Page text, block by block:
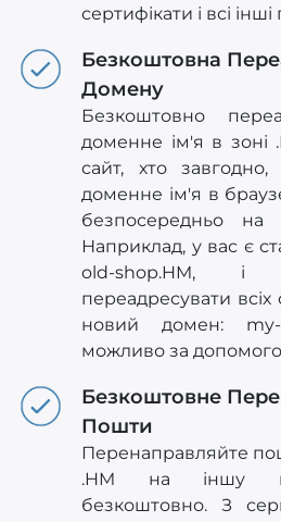
сертифікати і всі
Безкоштовна
Домену
Безкоштовно
доменне ім'я в зоні
сайт, хто
доменне ім'я в
безпосередньо
Наприклад, у вас є
old-shop.HM, і
переадресувати всіх
новий домен: my-
можливо за
Безкоштовне
Пошти
Перенаправляйте
.HM на іншу
безкоштовно. З